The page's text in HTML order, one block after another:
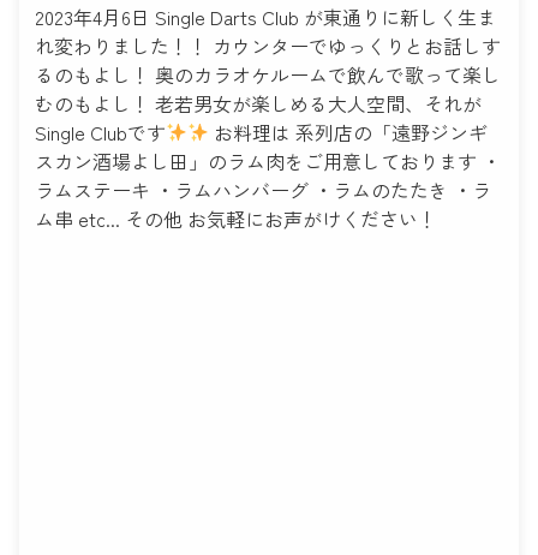
2023年4月6日 Single Darts Club が東通りに新しく生ま
れ変わりました！！ カウンターでゆっくりとお話しす
るのもよし！ 奥のカラオケルームで飲んで歌って楽し
むのもよし！ 老若男女が楽しめる大人空間、それが
Single Clubです
お料理は 系列店の「遠野ジンギ
スカン酒場よし田」のラム肉をご用意しております ・
ラムステーキ ・ラムハンバーグ ・ラムのたたき ・ラ
ム串 etc... その他 お気軽にお声がけください！